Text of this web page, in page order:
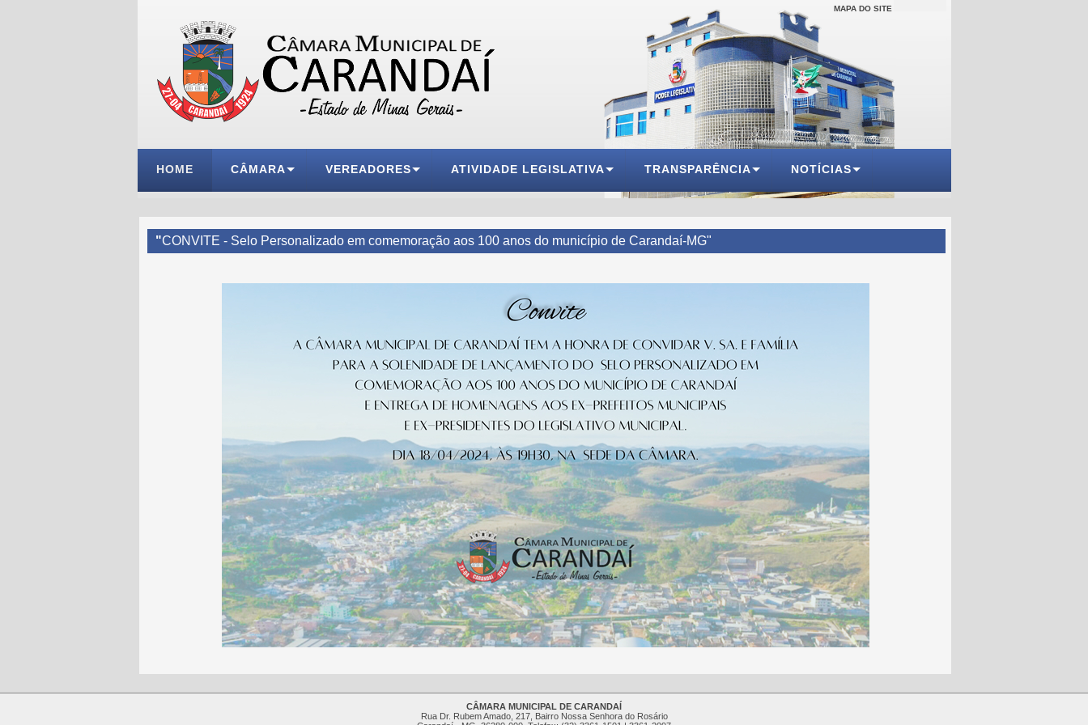
MAPA DO SITE
HOME CÂMARA VEREADORES ATIVIDADE LEGISLATIVA TRANSPARÊNCIA NOTÍCIAS
"CONVITE - Selo Personalizado em comemoração aos 100 anos do município de Carandaí-MG"
CÂMARA MUNICIPAL DE CARANDAÍ
Rua Dr. Rubem Amado, 217, Bairro Nossa Senhora do Rosário